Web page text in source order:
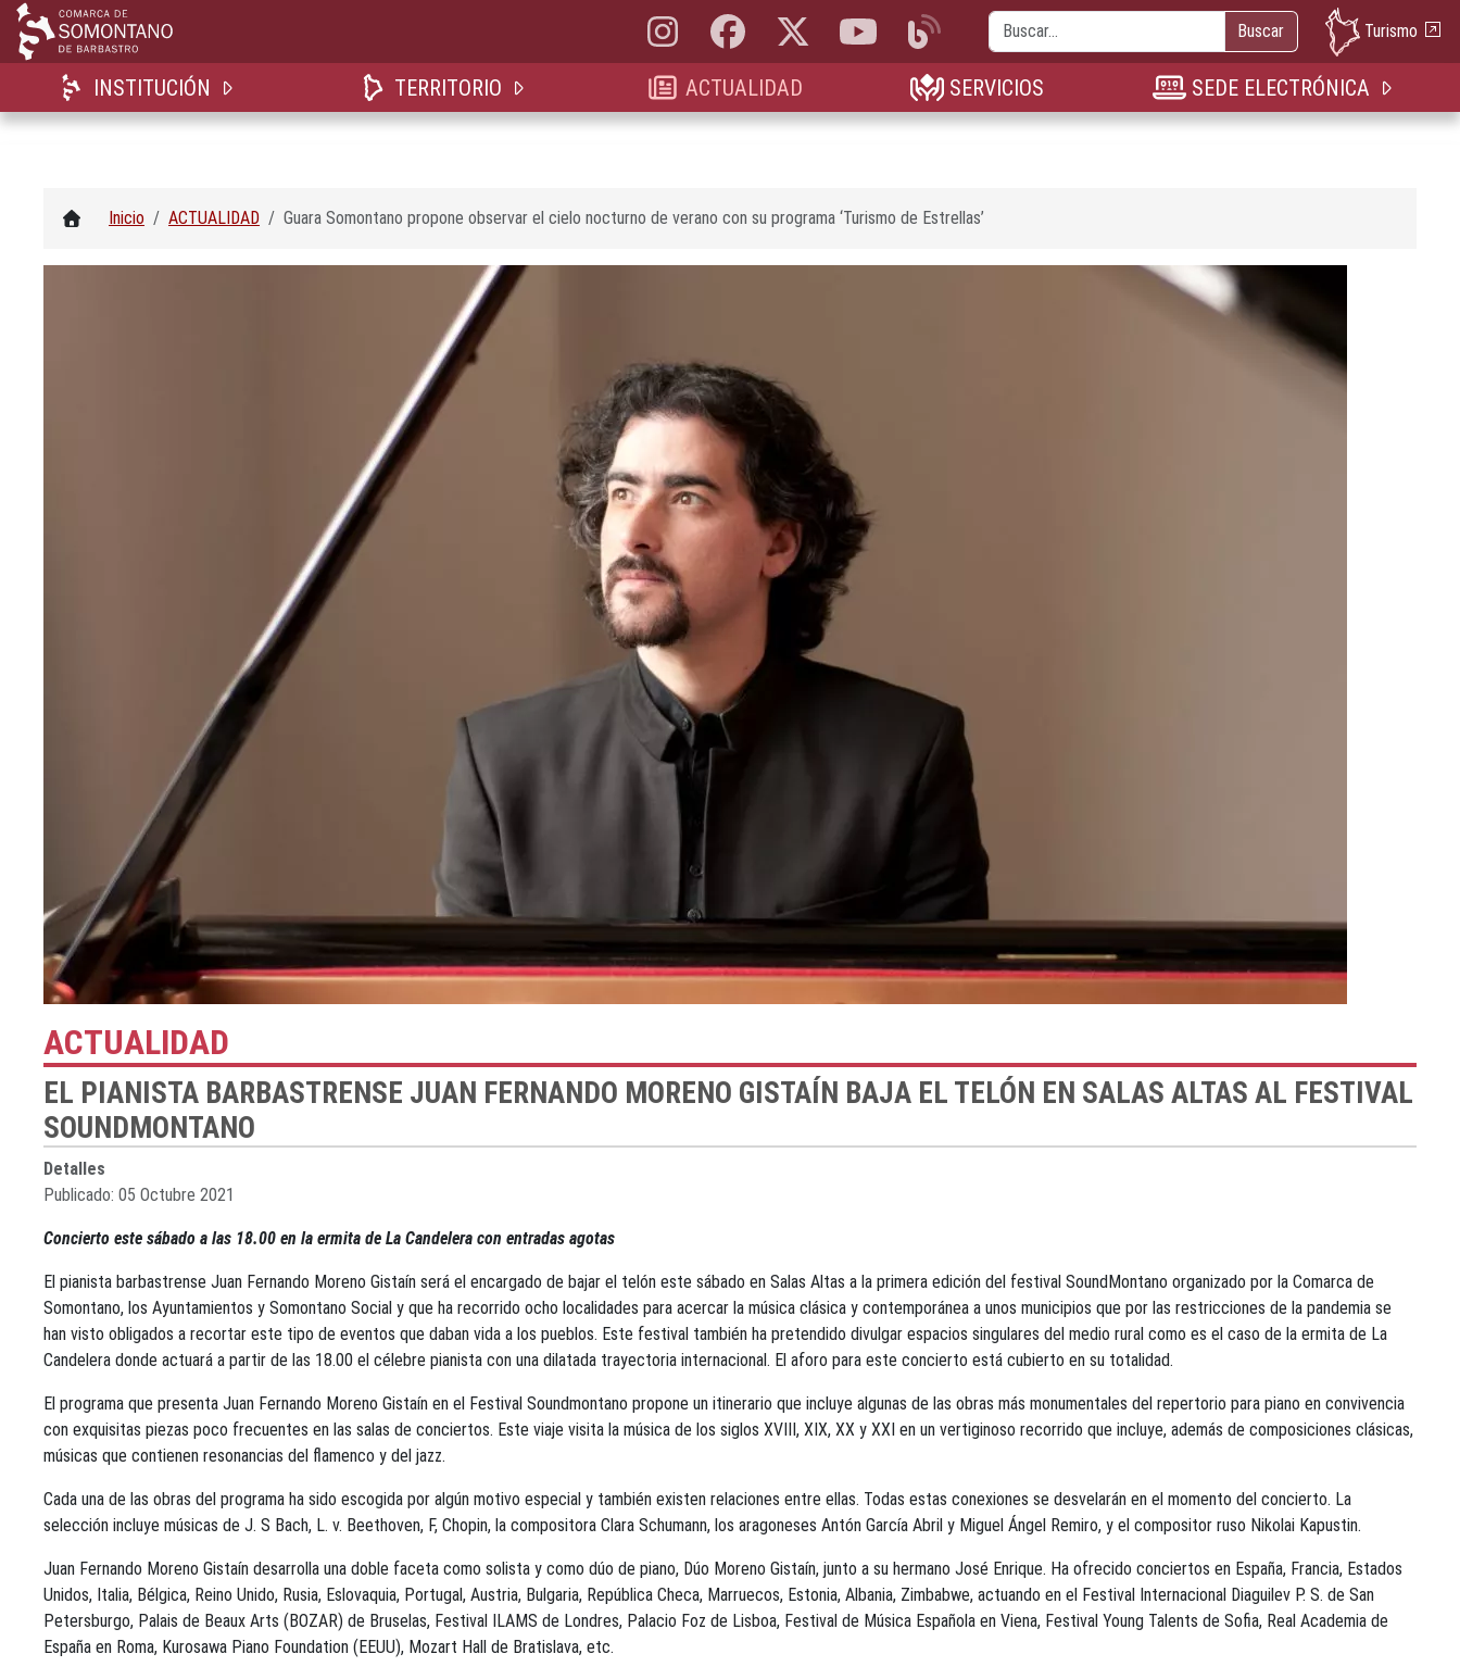
Instagram, abre en nueva pestaña
Facebook, abre en nueva pestaña
X, antes Twitter, abre en nueva pestaña
YouTube, abre en nueva pestaña
Blog, abre en nueva pestaña
Buscar Buscar Turismo
INSTITUCIÓN TERRITORIO ACTUALIDAD SERVICIOS SEDE ELECTRÓNICA
Inicio ACTUALIDAD Guara Somontano propone observar el cielo nocturno de verano con su programa ‘Turismo de Estrellas’
ACTUALIDAD
EL PIANISTA BARBASTRENSE JUAN FERNANDO MORENO GISTAÍN BAJA EL TELÓN EN SALAS ALTAS AL FESTIVAL
SOUNDMONTANO
Detalles
Publicado: 05 Octubre 2021
Concierto este sábado a las 18.00 en la ermita de La Candelera con entradas agotas
El pianista barbastrense Juan Fernando Moreno Gistaín será el encargado de bajar el telón este sábado en Salas Altas a la primera edición del festival SoundMontano organizado por la Comarca de
Somontano, los Ayuntamientos y Somontano Social y que ha recorrido ocho localidades para acercar la música clásica y contemporánea a unos municipios que por las restricciones de la pandemia se
han visto obligados a recortar este tipo de eventos que daban vida a los pueblos. Este festival también ha pretendido divulgar espacios singulares del medio rural como es el caso de la ermita de La
Candelera donde actuará a partir de las 18.00 el célebre pianista con una dilatada trayectoria internacional. El aforo para este concierto está cubierto en su totalidad.
El programa que presenta Juan Fernando Moreno Gistaín en el Festival Soundmontano propone un itinerario que incluye algunas de las obras más monumentales del repertorio para piano en convivencia
con exquisitas piezas poco frecuentes en las salas de conciertos. Este viaje visita la música de los siglos XVIII, XIX, XX y XXI en un vertiginoso recorrido que incluye, además de composiciones clásicas,
músicas que contienen resonancias del flamenco y del jazz.
Cada una de las obras del programa ha sido escogida por algún motivo especial y también existen relaciones entre ellas. Todas estas conexiones se desvelarán en el momento del concierto. La
selección incluye músicas de J. S Bach, L. v. Beethoven, F, Chopin, la compositora Clara Schumann, los aragoneses Antón García Abril y Miguel Ángel Remiro, y el compositor ruso Nikolai Kapustin.
Juan Fernando Moreno Gistaín desarrolla una doble faceta como solista y como dúo de piano, Dúo Moreno Gistaín, junto a su hermano José Enrique. Ha ofrecido conciertos en España, Francia, Estados
Unidos, Italia, Bélgica, Reino Unido, Rusia, Eslovaquia, Portugal, Austria, Bulgaria, República Checa, Marruecos, Estonia, Albania, Zimbabwe, actuando en el Festival Internacional Diaguilev P. S. de San
Petersburgo, Palais de Beaux Arts (BOZAR) de Bruselas, Festival ILAMS de Londres, Palacio Foz de Lisboa, Festival de Música Española en Viena, Festival Young Talents de Sofia, Real Academia de
España en Roma, Kurosawa Piano Foundation (EEUU), Mozart Hall de Bratislava, etc.